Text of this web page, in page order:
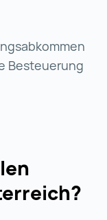
Besteuerung